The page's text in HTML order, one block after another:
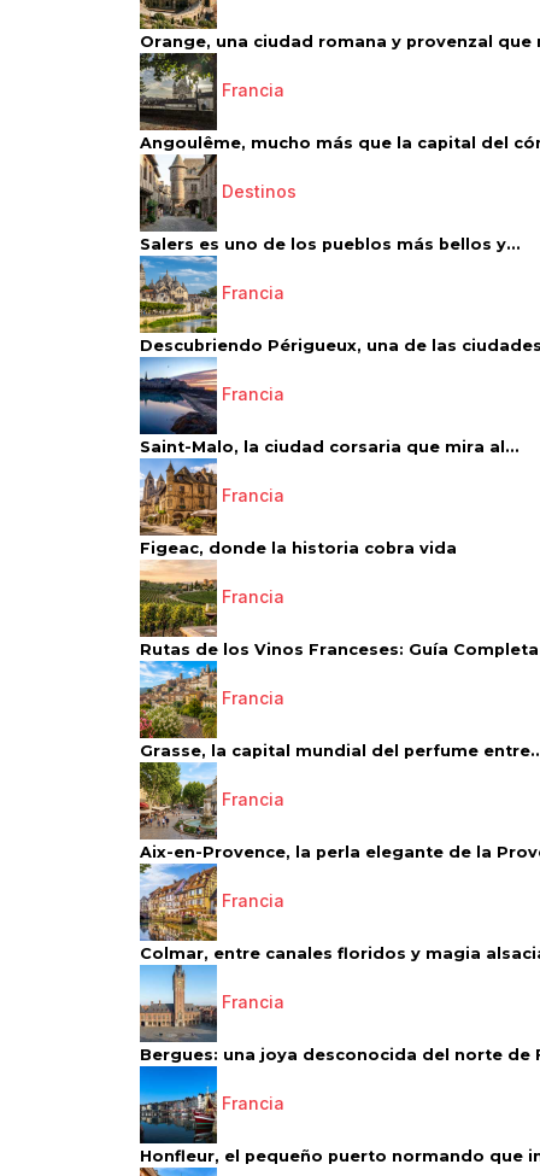
Orange, una ciudad romana y provenzal que
Francia
Angoulême, mucho más que la capital del
Destinos
Salers es uno de los pueblos más bellos y...
Francia
Descubriendo Périgueux, una de las
Francia
Saint-Malo, la ciudad corsaria que mira al...
Francia
Figeac, donde la historia cobra vida
Francia
Rutas de los Vinos Franceses: Guía
Francia
Grasse, la capital mundial del perfume
Francia
Aix-en-Provence, la perla elegante de la
Francia
Colmar, entre canales floridos y magia
Francia
Bergues: una joya desconocida del norte de
Francia
Honfleur, el pequeño puerto normando que